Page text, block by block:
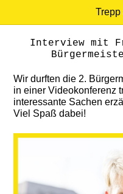
Trepp
Interview mit
Wir durften die 2.
in einer Videokonferenz
interessante Sachen
Viel Spaß dabei!